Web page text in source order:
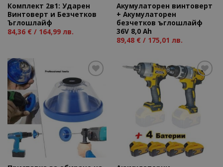
Комплект 2в1: Ударен
Винтоверт и Безчетков
Ъглошлайф
84,36 € / 164,99 лв.
Акумулаторен винтоверт
+ Aкумулаторен
безчетков ъглошлайф
36V 8,0 Ah
89,48 € / 175,01 лв.
Add to
wishlist
Add to
wishlist